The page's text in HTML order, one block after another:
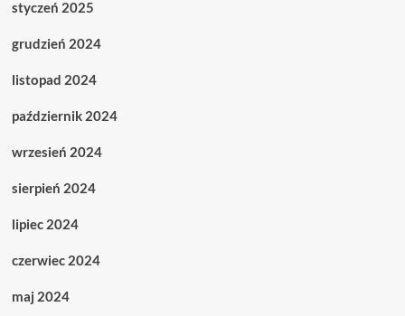
styczeń 2025
grudzień 2024
listopad 2024
październik 2024
wrzesień 2024
sierpień 2024
lipiec 2024
czerwiec 2024
maj 2024